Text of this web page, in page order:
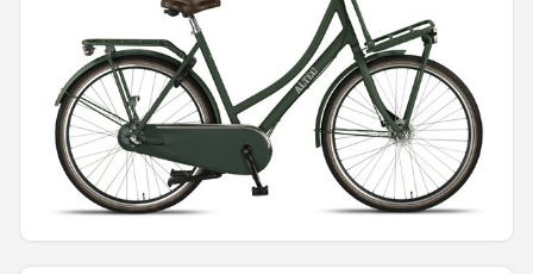
Elektrische fietsen
Mountainbikes
Shop
POPULAIRE MERKEN
Basil